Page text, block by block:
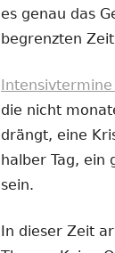
es genau das
begrenzten
die nicht
drängt, eine
halber Tag, ein
sein.
In dieser Zeit